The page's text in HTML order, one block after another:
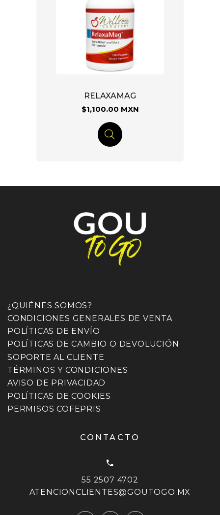
RELAXAMAG
$1,100.00 MXN
¿QUIÉNES SOMOS?
CONDICIONES GENERALES DE VENTA
POLÍTICAS DE ENVÍO
POLÍTICAS DE CAMBIO O DEVOLUCIÓN
SOPORTE AL CLIENTE
TÉRMINOS Y CONDICIONES
AVISO DE PRIVACIDAD
POLÍTICAS DE COOKIES
PERMISOS COFEPRIS
CONTACTO
55 2507 4702
ATENCIONCLIENTES@GOUTOGO.MX